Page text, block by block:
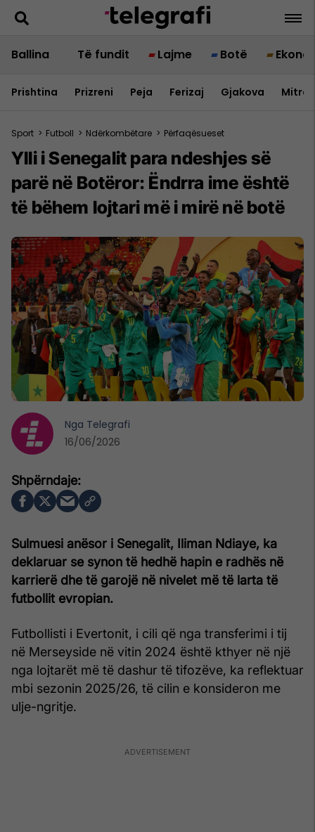
Ballina Të fundit Lajme Botë
Prishtina Prizreni Peja Ferizaj Gjakova
Sport > Futboll > Ndërkombëtare > Përfaqësueset
Ylli i Senegalit para ndeshjes së
parë në Botëror: Ëndrra ime është
të bëhem lojtari më i mirë në botë
Sulmuesi anësor i Senegalit, Iliman Ndiaye, ka
deklaruar se synon të hedhë hapin e radhës në
karrierë dhe të garojë në nivelet më të larta të
futbollit evropian.
Futbollisti i Evertonit, i cili që nga transferimi i tij
në Merseyside në vitin 2024 është kthyer në një
nga lojtarët më të dashur të tifozëve, ka reflektuar
mbi sezonin 2025/26, të cilin e konsideron me
ulje-ngritje.
Nga Telegrafi
16/06/2026